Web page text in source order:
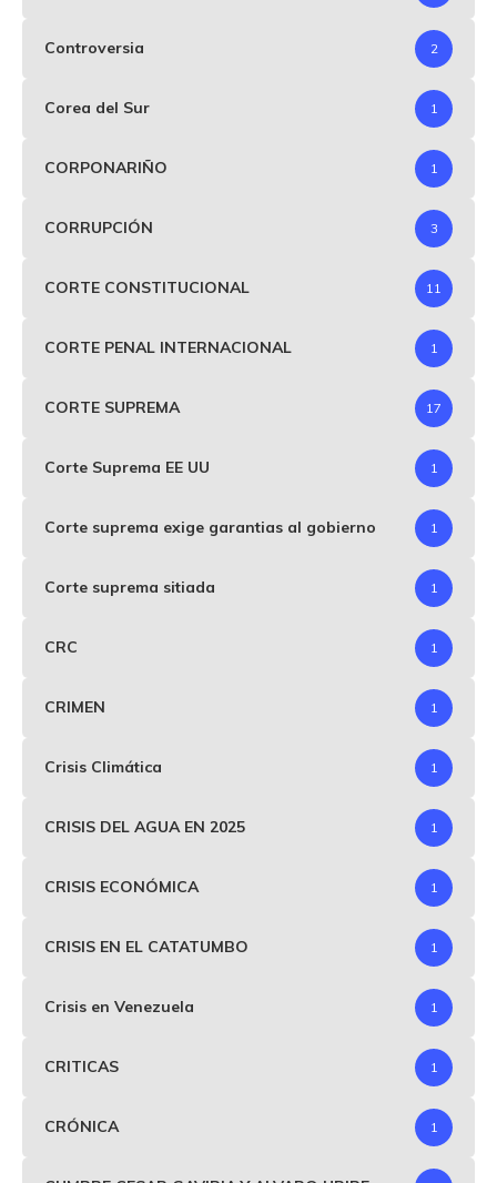
Controversia 2
Corea del Sur 1
CORPONARIÑO 1
CORRUPCIÓN 3
CORTE CONSTITUCIONAL 11
CORTE PENAL INTERNACIONAL 1
CORTE SUPREMA 17
Corte Suprema EE UU 1
Corte suprema exige garantias al gobierno 1
Corte suprema sitiada 1
CRC 1
CRIMEN 1
Crisis Climática 1
CRISIS DEL AGUA EN 2025 1
CRISIS ECONÓMICA 1
CRISIS EN EL CATATUMBO 1
Crisis en Venezuela 1
CRITICAS 1
CRÓNICA 1